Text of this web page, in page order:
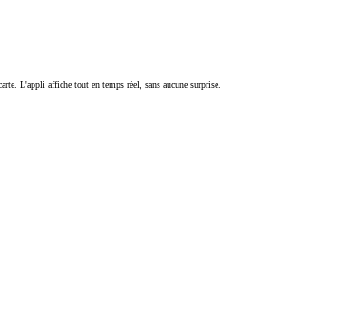
L'appli affiche tout en temps réel, sans aucune surprise.